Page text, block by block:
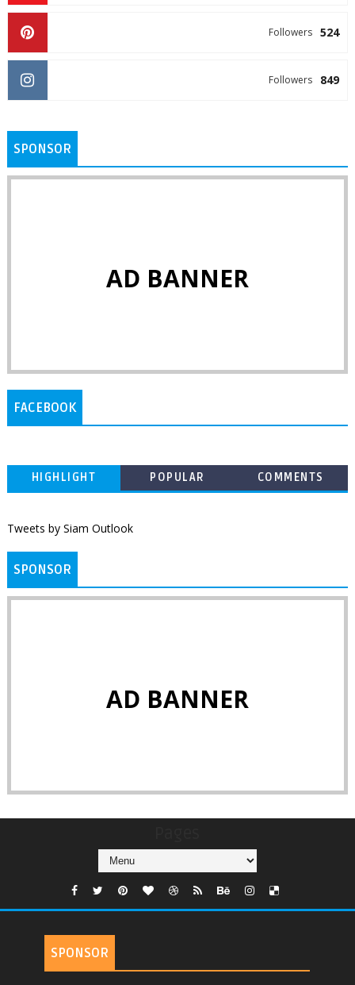
524
Followers
849
Followers
SPONSOR
AD BANNER
FACEBOOK
HIGHLIGHT POPULAR COMMENTS
Tweets by Siam Outlook
SPONSOR
AD BANNER
SPONSOR